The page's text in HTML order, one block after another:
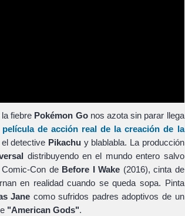
fiebre Pokémon Gonos azota sin parar llega
de acción real de la creación de la
detective Pikachu y blablabla. La producción
distribuyendo en el mundo entero salvo
Con de Before I Wake (2016), cinta de
en realidad cuando se queda sopa. Pinta
Jane como sufridos padres adoptivos de un
"American Gods".